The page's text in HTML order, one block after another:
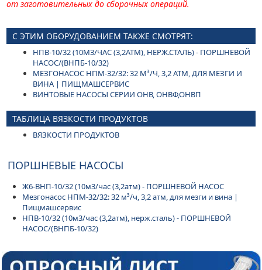
от заготовительных до сборочных операций.
С ЭТИМ ОБОРУДОВАНИЕМ ТАКЖЕ СМОТРЯТ:
НПВ-10/32 (10М3/ЧАС (3,2АТМ), НЕРЖ.СТАЛЬ) - ПОРШНЕВОЙ
НАСОС/(ВНПБ-10/32)
МЕЗГОНАСОС НПМ-32/32: 32 М³/Ч, 3,2 АТМ, ДЛЯ МЕЗГИ И
ВИНА | ПИЩМАШСЕРВИС
ВИНТОВЫЕ НАСОСЫ СЕРИИ ОНВ, ОНВФ,ОНВП
ТАБЛИЦА ВЯЗКОСТИ ПРОДУКТОВ
ВЯЗКОСТИ ПРОДУКТОВ
ПОРШНЕВЫЕ НАСОСЫ
Ж6-ВНП-10/32 (10м3/час (3,2атм) - ПОРШНЕВОЙ НАСОС
Мезгонасос НПМ-32/32: 32 м³/ч, 3,2 атм, для мезги и вина |
Пищмашсервис
НПВ-10/32 (10м3/час (3,2атм), нерж.сталь) - ПОРШНЕВОЙ
НАСОС/(ВНПБ-10/32)